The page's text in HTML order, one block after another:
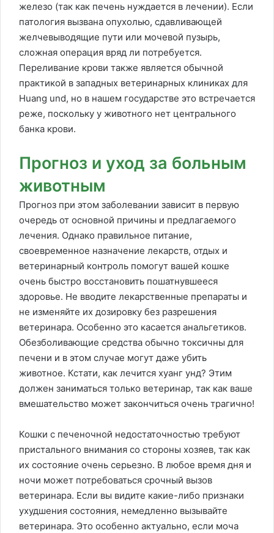
железо (так как печень нуждается в лечении). Если
патология вызвана опухолью, сдавливающей
желчевыводящие пути или мочевой пузырь,
сложная операция вряд ли потребуется.
Переливание крови также является обычной
практикой в западных ветеринарных клиниках для
Huang und, но в нашем государстве это встречается
реже, поскольку у животного нет центрального
банка крови.
Прогноз и уход за больным
животным
Прогноз при этом заболевании зависит в первую
очередь от основной причины и предлагаемого
лечения. Однако правильное питание,
своевременное назначение лекарств, отдых и
ветеринарный контроль помогут вашей кошке
очень быстро восстановить пошатнувшееся
здоровье. Не вводите лекарственные препараты и
не изменяйте их дозировку без разрешения
ветеринара. Особенно это касается анальгетиков.
Обезболивающие средства обычно токсичны для
печени и в этом случае могут даже убить
животное. Кстати, как лечится хуанг унд? Этим
должен заниматься только ветеринар, так как ваше
вмешательство может закончиться очень трагично!
Кошки с печеночной недостаточностью требуют
пристального внимания со стороны хозяев, так как
их состояние очень серьезно. В любое время дня и
ночи может потребоваться срочный вызов
ветеринара. Если вы видите какие-либо признаки
ухудшения состояния, немедленно вызывайте
ветеринара. Это особенно актуально, если моча